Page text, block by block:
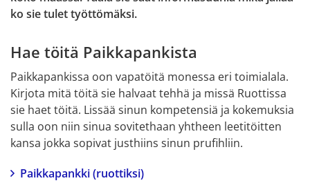
ko sie tulet työttömäksi.
Hae töitä Paikkapankista
Paikkapankissa oon vapatöitä monessa eri toimialala.
Kirjota mitä töitä sie halvaat tehhä ja missä Ruottissa
sie haet töitä. Lissää sinun kompetensiä ja kokemuksia
sulla oon niin sinua sovitethaan yhtheen leetitöitten
kansa jokka sopivat justhiins sinun prufihliin.
Paikkapankki (ruottiksi)